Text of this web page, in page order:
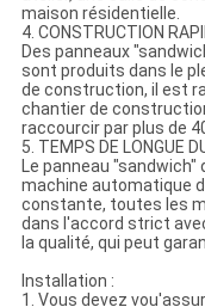
maison résidentielle.
4. CONSTRUCTION
Des panneaux
sont produits dans le
de construction, il est
chantier de
raccourcir par plus de
5. TEMPS DE LONGUE
Le panneau
machine automatique
constante, toutes les
dans l'accord strict
la qualité, qui peut
Installation :
1. Vous devez